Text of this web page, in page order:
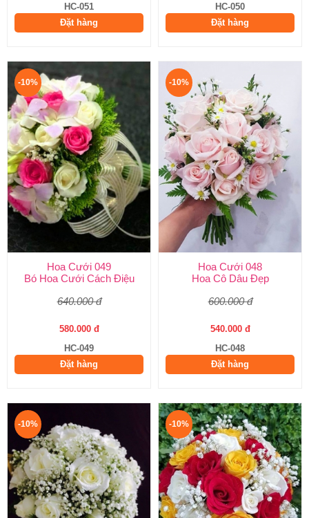
HC-051
Đặt hàng
HC-050
Đặt hàng
-10%
Hoa Cưới 049
Bó Hoa Cưới Cách Điệu
640.000 đ
580.000 đ
HC-049
Đặt hàng
-10%
Hoa Cưới 048
Hoa Cô Dâu Đẹp
600.000 đ
540.000 đ
HC-048
Đặt hàng
-10% -10%